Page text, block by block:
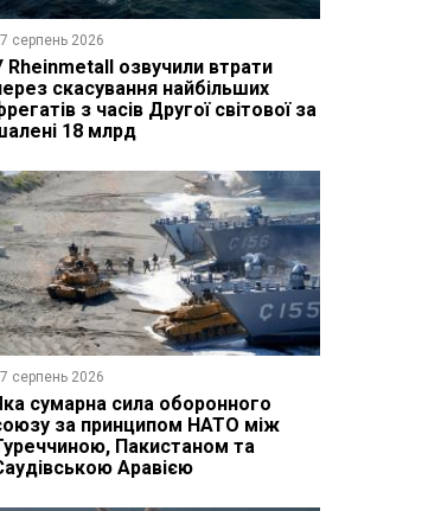
серпень 2026
Rheinmetall озвучили втрати
скасування найбільших
з часів Другої світової за
18 млрд
серпень 2026
сумарна сила оборонного
за принципом НАТО між
Пакистаном та
Аравією